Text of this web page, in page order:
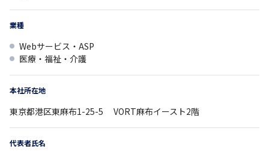
業種
Webサービス・ASP
医療・福祉・介護
本社所在地
東京都港区東麻布1-25-5 VORT麻布イースト2階
代表者氏名